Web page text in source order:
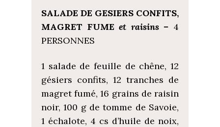
SALADE DE GESIERS CONFITS,
MAGRET FUME et raisins – 4
PERSONNES
1 salade de feuille de chêne, 12
gésiers confits, 12 tranches de
magret fumé, 16 grains de raisin
noir, 100 g de tomme de Savoie,
1 échalote, 4 cs d’huile de noix,